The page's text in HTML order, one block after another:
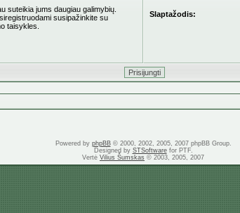
suteikia jums daugiau galimybių.
susipažinkite su
taisykles.
Slaptažodis:
Powered by phpBB© 2000, 2002, 2005, 2007 phpBB Group.
Designed by STSoftwarefor PTF.
Vertė Vilius Šumskas © 2003, 2005, 2007